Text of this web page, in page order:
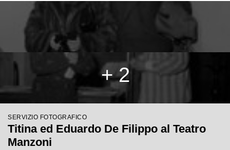
+ 2
SERVIZIO FOTOGRAFICO
Titina ed Eduardo De Filippo al Teatro
Manzoni